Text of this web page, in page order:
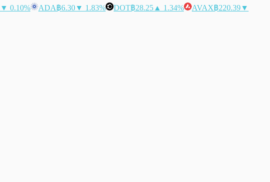
▼ 0.10% ADA฿6.30▼ 1.83% DOT฿28.25 ▲ 1.34% AVAX฿220.39▼